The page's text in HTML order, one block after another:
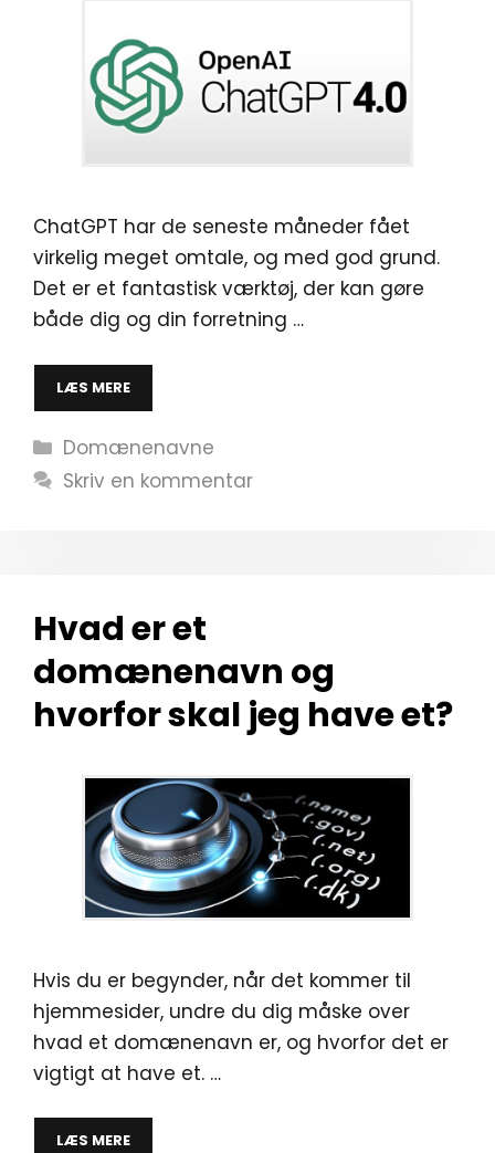
ChatGPT har de seneste måneder fået
virkelig meget omtale, og med god grund.
Det er et fantastisk værktøj, der kan gøre
både dig og din forretning …
LÆS MERE
Kategorier
Domænenavne
Skriv en kommentar
Hvad er et
domænenavn og
hvorfor skal jeg have et?
Hvis du er begynder, når det kommer til
hjemmesider, undre du dig måske over
hvad et domænenavn er, og hvorfor det er
vigtigt at have et. …
LÆS MERE